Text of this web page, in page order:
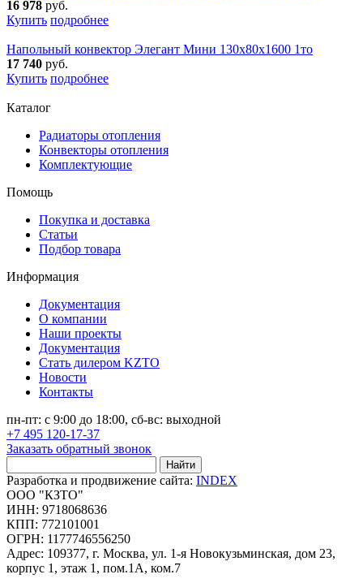
16 978 руб.
Купить подробнее
Напольный конвектор Элегант Мини 130x80x1600 1то
17 740 руб.
Купить подробнее
Каталог
Радиаторы отопления
Конвекторы отопления
Комплектующие
Помощь
Покупка и доставка
Статьи
Подбор товара
Информация
Документация
О компании
Наши проекты
Документация
Стать дилером KZTO
Новости
Контакты
пн-пт: с 9:00 до 18:00, сб-вс: выходной
+7 495 120-17-37
Заказать обратный звонок
Найти
Разработка и продвижение сайта: INDEX
ООО "КЗТО"
ИНН: 9718068636
КПП: 772101001
ОГРН: 1177746556250
Адрес: 109377, г. Москва, ул. 1-я Новокузьминская, дом 23,
корпус 1, этаж 1, пом.1А, ком.7